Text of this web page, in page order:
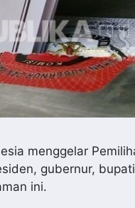
menggelar
gubernur,
ini.